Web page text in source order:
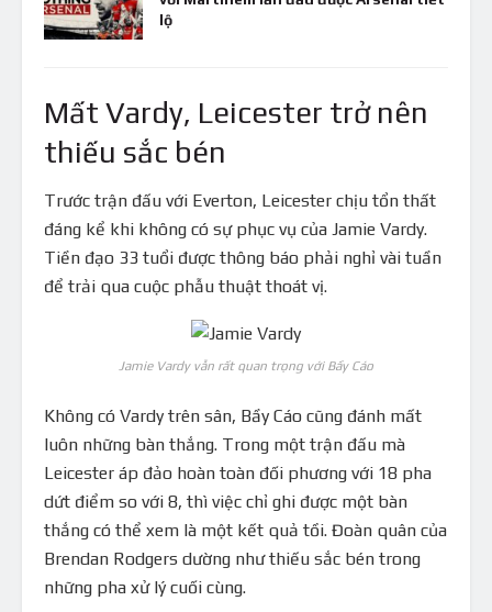
lộ
Mất Vardy, Leicester trở nên
thiếu sắc bén
Trước trận đấu với Everton, Leicester chịu tổn thất
đáng kể khi không có sự phục vụ của Jamie Vardy.
Tiền đạo 33 tuổi được thông báo phải nghỉ vài tuần
để trải qua cuộc phẫu thuật thoát vị.
Jamie Vardy vẫn rất quan trọng với Bầy Cáo
Không có Vardy trên sân, Bầy Cáo cũng đánh mất
luôn những bàn thắng. Trong một trận đấu mà
Leicester áp đảo hoàn toàn đối phương với 18 pha
dứt điểm so với 8, thì việc chỉ ghi được một bàn
thắng có thể xem là một kết quả tồi. Đoàn quân của
Brendan Rodgers dường như thiếu sắc bén trong
những pha xử lý cuối cùng.